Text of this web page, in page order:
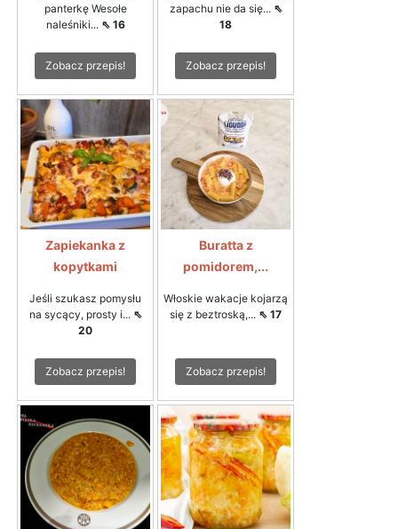
panterkę Wesołe
naleśniki... ⇖ 16
Zobacz przepis!
zapachu nie da się... ⇖
18
Zobacz przepis!
Zapiekanka z
kopytkami
Jeśli szukasz pomysłu
na sycący, prosty i... ⇖
20
Zobacz przepis!
Buratta z
pomidorem,...
Włoskie wakacje kojarzą
się z beztroską,... ⇖ 17
Zobacz przepis!